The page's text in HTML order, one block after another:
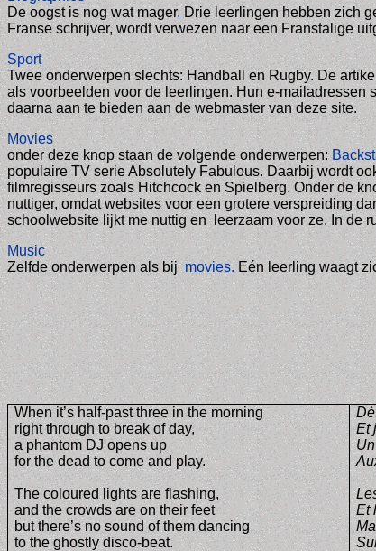
De oogst is nog wat mager.Drie leerlingen hebben zich
Franse schrijver, wordt verwezen naar een Franstalige
Sport
Twee onderwerpen slechts: Handball en Rugby. De
als voorbeelden voor de leerlingen. Hun e-mailadressen
daarna aan te bieden aan de webmaster van deze site.
Movies
onder deze knop staan de volgende onderwerpen:
populaire TV serie Absolutely Fabulous. Daarbij wordt
filmregisseurs zoals Hitchcock en Spielberg. Onder de
nuttiger, omdat websites voor een grotere verspreiding
schoolwebsite lijkt me nuttig en leerzaam voor ze. In de
Music
Zelfde onderwerpen als bijmovies.Eén leerling waagt
When it’s half-past three in the morning
right through to break of day,
a phantom DJ opens up
for the dead to come and play.
The coloured lights are flashing,
and the crowds are on their feet
but there’s no sound of them dancing
to the ghostly disco-beat.
Et
Et